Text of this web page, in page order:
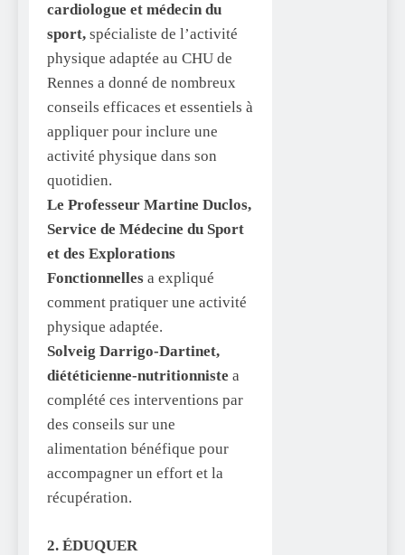
cardiologue et médecin du
sport, spécialiste de l’activité
physique adaptée au CHU de
Rennes a donné de nombreux
conseils efficaces et essentiels à
appliquer pour inclure une
activité physique dans son
quotidien.
Le Professeur Martine Duclos,
Service de Médecine du Sport
et des Explorations
Fonctionnelles a expliqué
comment pratiquer une activité
physique adaptée.
Solveig Darrigo-Dartinet,
diététicienne-nutritionniste a
complété ces interventions par
des conseils sur une
alimentation bénéfique pour
accompagner un effort et la
récupération.
2. ÉDUQUER